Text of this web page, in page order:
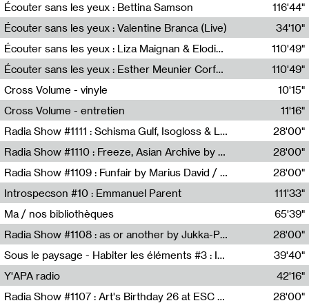
Écouter sans les yeux : Bettina Samson
Bettina Samson
116'44"
Écouter sans les yeux : Valentine Branca (Live)
Valentine Branca
34'10"
Écouter sans les yeux : Liza Maignan & Elodie Lecat
Liza Maignan,Elodie Lecat
110'49"
Écouter sans les yeux : Esther Meunier Corfdyr
Esther Meunier Corfdyr
110'49"
Cross Volume - vinyle
10'15"
Cross Volume - entretien
11'16"
Radia Show #1111 : Schisma Gulf, Isogloss & Lament For The Old Clock By Harvey Young / Resonance
Resonance
28'00"
Radia Show #1110 : Freeze, Asian Archive by Avita Maheen / Radio Worm
Radio WORM
28'00"
Radia Show #1109 : Funfair by Marius David / JET FM
Jet FM
28'00"
Introspecson #10 : Emmanuel Parent
Pierre Henry,Emmanuel Parent
111'33"
Ma / nos bibliothèques
Sarah Tritz,Elene Lapiashivili,Justin Marconnet,Mateo Cuche,Esther Lechevalier,Suzie Lecroart,Romance Castelet
65'39"
Radia Show #1108 : as or another by Jukka-Pekka Kervinen / Rádio Zero
Radio Zero
28'00"
Sous le paysage - Habiter les éléments #3 : Interprétations, rituels et symboliques des éléments
Nastassja Martin
39'40"
Y'APA radio
Pierrick Mouton
42'16"
Radia Show #1107 : Art's Birthday 26 at ESC - Medien Kunst Labor
28'00"